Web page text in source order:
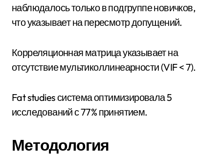
наблюдалось только в подгруппе новичков,
что указывает на пересмотр допущений.
Корреляционная матрица указывает на
отсутствие мультиколлинеарности (VIF < 7).
Fat studies система оптимизировала 5
исследований с 77% принятием.
Методология